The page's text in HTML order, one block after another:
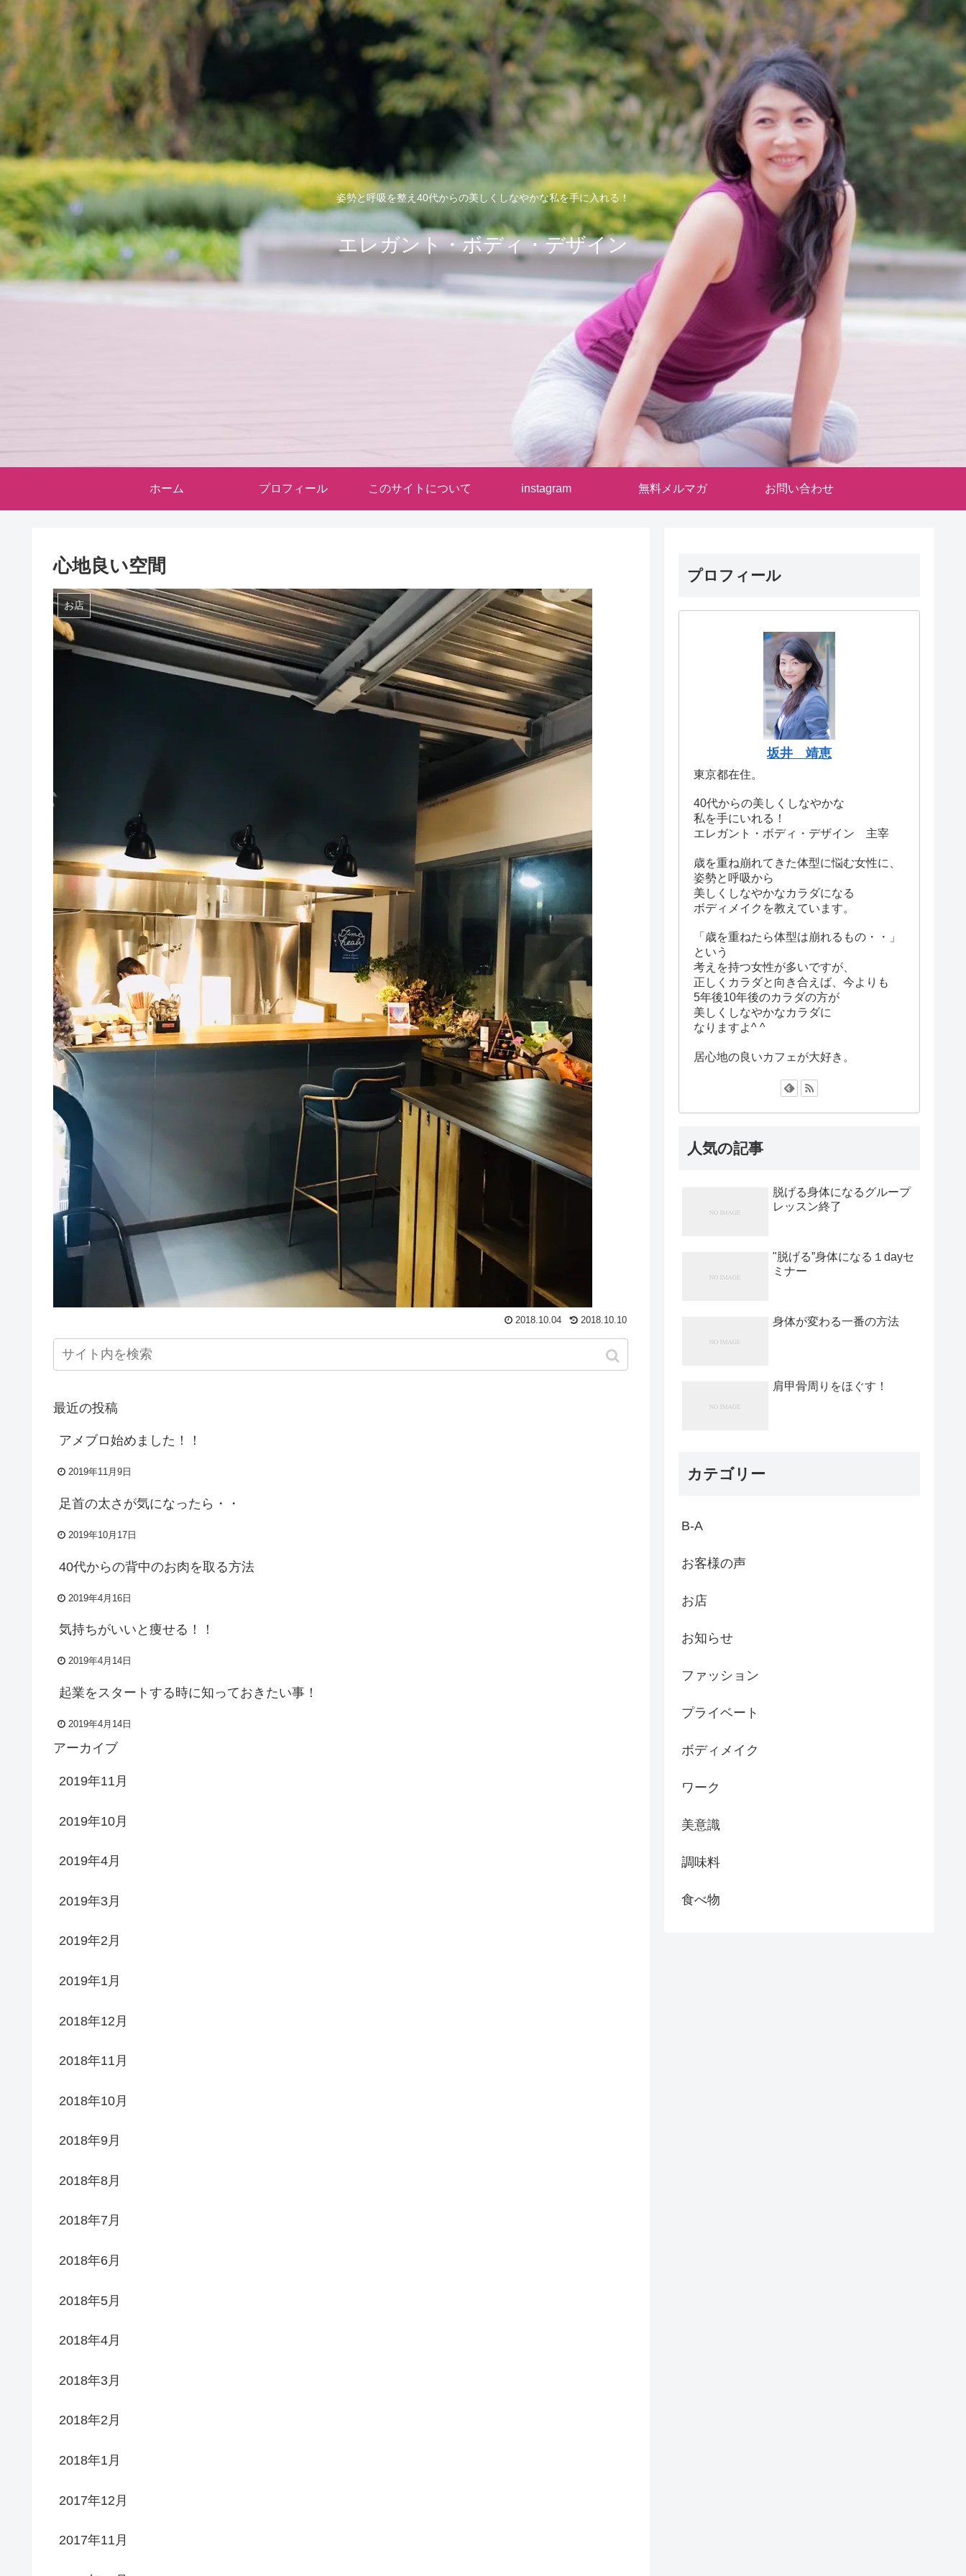
姿勢と呼吸を整え40代からの美しくしなやかな私を手に入れる！
エレガント・ボディ・デザイン
ホーム プロフィール このサイトについて instagram 無料メルマガ お問い合わせ
心地良い空間
お店
2018.10.10
2018.10.04
最近の投稿
アメブロ始めました！！
2019年11月9日
足首の太さが気になったら・・
2019年10月17日
40代からの背中のお肉を取る方法
2019年4月16日
気持ちがいいと痩せる！！
2019年4月14日
起業をスタートする時に知っておきたい事！
2019年4月14日
アーカイブ
2019年11月
2019年10月
2019年4月
2019年3月
2019年2月
2019年1月
2018年12月
2018年11月
2018年10月
2018年9月
2018年8月
2018年7月
2018年6月
2018年5月
2018年4月
2018年3月
2018年2月
2018年1月
2017年12月
2017年11月
プロフィール
坂井 靖恵
東京都在住。
40代からの美しくしなやかな
私を手にいれる！
エレガント・ボディ・デザイン 主宰
歳を重ね崩れてきた体型に悩む女性に、
姿勢と呼吸から
美しくしなやかなカラダになる
ボディメイクを教えています。
「歳を重ねたら体型は崩れるもの・・」
という
考えを持つ女性が多いですが、
正しくカラダと向き合えば、今よりも
5年後10年後のカラダの方が
美しくしなやかなカラダに
なりますよ^ ^
居心地の良いカフェが大好き。
人気の記事
脱げる身体になるグループ
レッスン終了
"脱げる”身体になる１dayセ
ミナー
身体が変わる一番の方法
肩甲骨周りをほぐす！
カテゴリー
B-A
お客様の声
お店
お知らせ
ファッション
プライベート
ボディメイク
ワーク
美意識
調味料
食べ物